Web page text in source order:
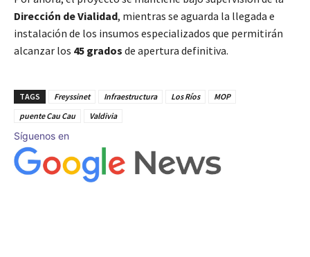
Dirección de Vialidad, mientras se aguarda la llegada e
instalación de los insumos especializados que permitirán
alcanzar los 45 grados de apertura definitiva.
TAGS Freyssinet Infraestructura Los Ríos
MOP
puente Cau Cau
Valdivia
Síguenos en